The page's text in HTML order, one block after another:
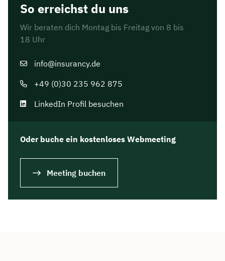
So erreichst du uns
Wir beraten dich Montag bis Freitag von 8 bis
18 Uhr
info@insurancy.de
+49 (0)30 235 962 875
LinkedIn Profil besuchen
Oder buche ein kostenloses Webmeeting
Meeting buchen